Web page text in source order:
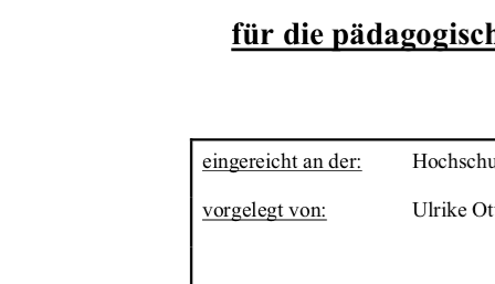
für die
eingereicht an der:
vorgelegt von:
Ulrike